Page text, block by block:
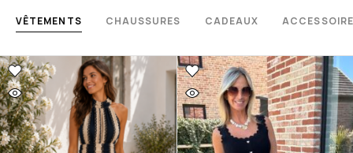
VÊTEMENTS CHAUSSURES CADEAUX